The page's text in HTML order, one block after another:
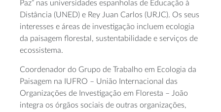
Paz” nas universidades espanholas de Educação à
Distância (UNED) e Rey Juan Carlos (URJC). Os seus
interesses e áreas de investigação incluem ecologia
da paisagem florestal, sustentabilidade e serviços de
ecossistema.
Coordenador do Grupo de Trabalho em Ecologia da
Paisagem na IUFRO – União Internacional das
Organizações de Investigação em Floresta – João
integra os órgãos sociais de outras organizações,